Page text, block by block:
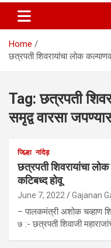
Home
छत्रपती शिवरायांचा लोक
Tag:छत्रपती
समृद्व वारसा
जिल्हा नांदेड़
छत्रपती शिवरायांचा
कटिबध्द होवू
June 7, 2022 Gajanan
– पालकमंत्री अशोक चव्हाण
७ :- छत्रपती शिवाजी